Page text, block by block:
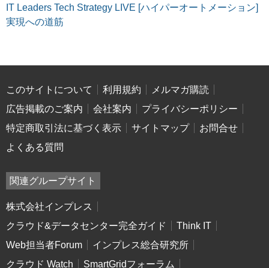
IT Leaders Tech Strategy LIVE [ハイパーオートメーション]
実現への道筋
このサイトについて 利用規約
メルマガ購読
広告掲載のご案内
会社案内
プライバシーポリシー
特定商取引法に基づく表示
サイトマップ
お問合せ
よくある質問
関連グループサイト
株式会社インプレス
クラウド&データセンター完全ガイド
Think IT
Web担当者Forum
インプレス総合研究所
クラウド Watch
SmartGridフォーラム